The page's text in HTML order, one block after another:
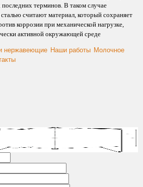
терминов. В таком случае
считают материал, который сохраняет
коррозии при механической нагрузке,
активной окружающей среде
нержавеющие Наши работы Молочное